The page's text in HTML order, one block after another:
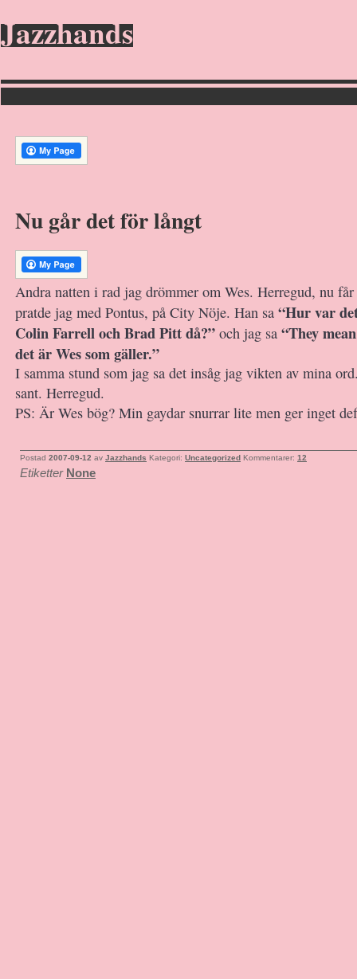
Jazzhands
Nu går det för långt
Andra natten i rad jag drömmer om Wes. Herregud, nu
pratde jag med Pontus, på City Nöje. Han sa “Hur var
Colin Farrell och Brad Pitt då?” och jag sa “They
det är Wes som gäller.”
I samma stund som jag sa det insåg jag vikten av mina
sant. Herregud.
PS: Är Wes bög? Min gaydar snurrar lite men ger inget
Postad 2007-09-12 av Jazzhands Kategori: Uncategorized Kommentarer: 12
Etiketter None